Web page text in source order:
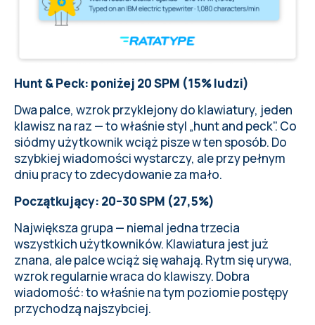
Hunt & Peck: poniżej 20 SPM (15% ludzi)
Dwa palce, wzrok przyklejony do klawiatury, jeden
klawisz na raz — to właśnie styl „hunt and peck". Co
siódmy użytkownik wciąż pisze w ten sposób. Do
szybkiej wiadomości wystarczy, ale przy pełnym
dniu pracy to zdecydowanie za mało.
Początkujący: 20–30 SPM (27,5%)
Największa grupa — niemal jedna trzecia
wszystkich użytkowników. Klawiatura jest już
znana, ale palce wciąż się wahają. Rytm się urywa,
wzrok regularnie wraca do klawiszy. Dobra
wiadomość: to właśnie na tym poziomie postępy
przychodzą najszybciej.